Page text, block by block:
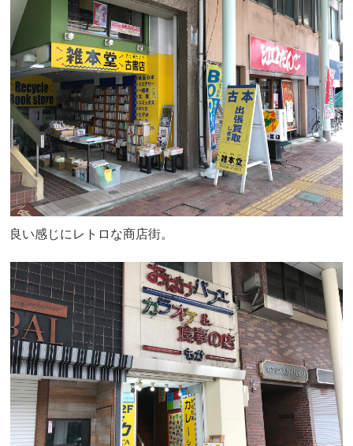
良い感じにレトロな商店街。